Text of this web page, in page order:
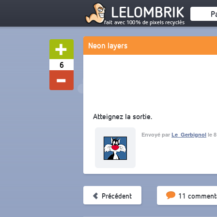
LELOMBRIK
fait avec 100% de pixels recyclés
6
Neon layers
Atteignez la sortie.
Envoyé par Le_Gerbignol le
Précédent 11Tri par